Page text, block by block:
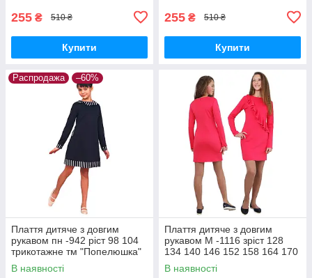
255 ₴ 510 ₴
Купити
255 ₴ 510 ₴
Купити
Распродажа –60%
Плаття дитяче з довгим
рукавом пн -942 ріст 98 104
трикотажне тм "Попелюшка"
В наявності
Плаття дитяче з довгим
рукавом М -1116 зріст 128
134 140 146 152 158 164 170
тм "Попілкушка"
В наявності